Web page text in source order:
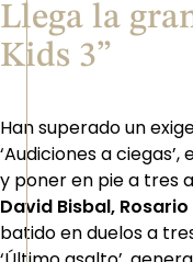
Llega la
Kids 3”
Han superado un
‘Audiciones a
y poner en pie a tres
David Bisbal,
batido en duelos a